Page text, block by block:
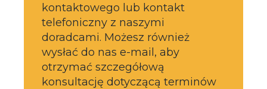
kontaktowego lub kontakt
telefoniczny z naszymi
doradcami. Możesz również
wysłać do nas e-mail, aby
otrzymać szczegółową
konsultację dotyczącą terminów